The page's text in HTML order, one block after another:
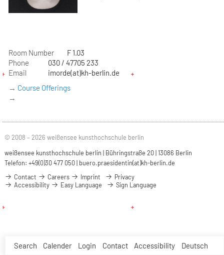
Search Calender Login Contact Accessibility Deutsch
Room Number
F 1.03
Phone
030 / 47705 233
Email
imorde(at)kh-berlin.de
→ Course Offerings
→
© 2008 – 2026 weißensee kunsthochschule berlin
weißensee kunsthochschule berlin | Bühringstraße 20 | 13086 Berlin
Telefon: +49(0)30 477 050 | buero.praesidentin(at)kh-berlin.de
Contact
Careers Imprint
Privacy
Accessibility
Easy Language Sign Language